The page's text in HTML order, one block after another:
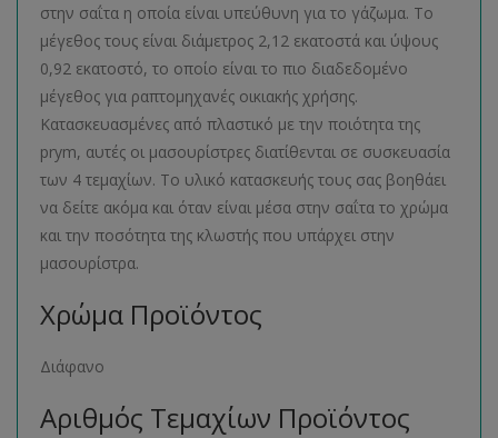
στην σαΐτα η οποία είναι υπεύθυνη για το γάζωμα. Το
μέγεθος τους είναι διάμετρος 2,12 εκατοστά και ύψους
0,92 εκατοστό, το οποίο είναι το πιο διαδεδομένο
μέγεθος για ραπτομηχανές οικιακής χρήσης.
Κατασκευασμένες από πλαστικό με την ποιότητα της
prym, αυτές οι μασουρίστρες διατίθενται σε συσκευασία
των 4 τεμαχίων. Το υλικό κατασκευής τους σας βοηθάει
να δείτε ακόμα και όταν είναι μέσα στην σαΐτα το χρώμα
και την ποσότητα της κλωστής που υπάρχει στην
μασουρίστρα.
Χρώμα Προϊόντος
Διάφανο
Αριθμός Τεμαχίων Προϊόντος